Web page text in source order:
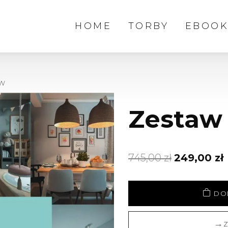
HOME TORBY
745,00zł Pierwotna
wynosiła:
745,00 zł.
249,00 zł